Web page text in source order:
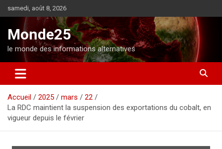
l
o
n
samedi, août 8, 2026
Monde25
le monde des informations alternatives
Accueil 2025 mars
22
La RDC maintient la suspension des exportations du cobalt, en
vigueur depuis le février